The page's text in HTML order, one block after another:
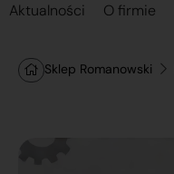
Aktualności O firmie
Sklep Romanowski